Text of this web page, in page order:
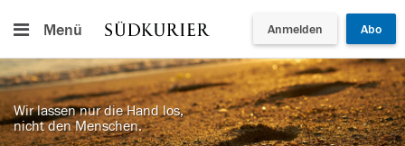
Menü Anmelden Abo
Wir lassen nur die Hand los,
nicht den Menschen.